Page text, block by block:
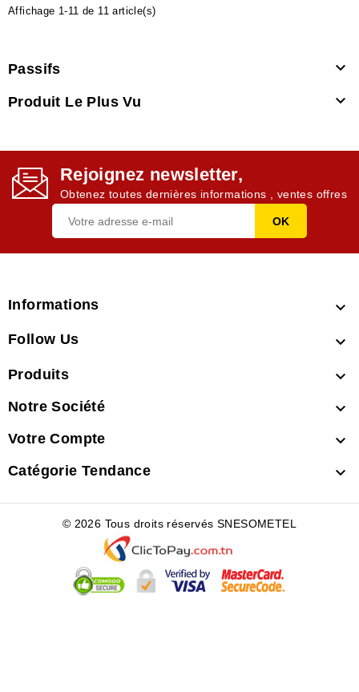
Affichage 1-11 de 11 article(s)
Passifs 
Produit Le Plus Vu 
Rejoignez newsletter,
Obtenez toutes dernières informations , ventes offres
Informations 
Follow Us 
Produits 
Notre Société 
Votre Compte 
Catégorie Tendance 
© 2026 Tous droits réservés SNESOMETEL